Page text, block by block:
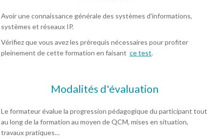
Avoir une connaissance générale des systèmes d'informations,
systèmes et réseaux IP.
Vérifiez que vous avez les prérequis nécessaires pour profiter
pleinement de cette formation en faisant ce test.
Modalités d'évaluation
Le formateur évalue la progression pédagogique du participant tout
au long de la formation au moyen de QCM, mises en situation,
travaux pratiques…